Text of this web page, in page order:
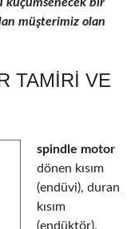
müşterimiz olan
TAMIRI VE
spindle motor
dönen kısım
(endüvi), duran
kısım
(endüktör),